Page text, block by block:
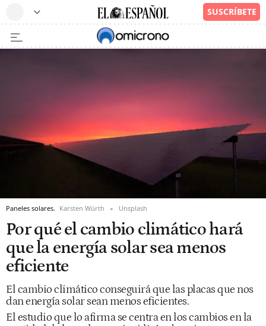
Paneles solares. Karsten Würth Unsplash
Por qué el cambio climático hará
que la energía solar sea menos
eficiente
El cambio climático conseguirá que las placas que nos
dan energía solar sean menos eficientes.
El estudio que lo afirma se centra en los cambios en la